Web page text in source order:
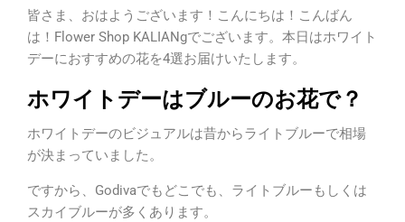
皆さま、おはようございます！こんにちは！こんばん
は！Flower Shop KALIANgでございます。本日はホワイト
デーにおすすめの花を4選お届けいたします。
ホワイトデーはブルーのお花で？
ホワイトデーのビジュアルは昔からライトブルーで相場
が決まっていました。
ですから、Godivaでもどこでも、ライトブルーもしくは
スカイブルーが多くあります。